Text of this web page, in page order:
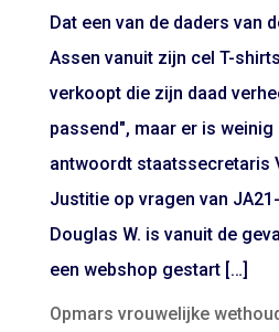
Dat een van de daders van
Assen vanuit zijn cel T-
verkoopt die zijn daad
passend", maar er is weinig
antwoordt staatssecretaris
Justitie op vragen van
Douglas W. is vanuit de
een webshop gestart […]
Opmars vrouwelijke